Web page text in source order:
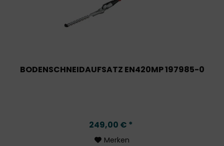
BODENSCHNEIDAUFSATZ EN420MP 197985-0
249,00 € *
Merken